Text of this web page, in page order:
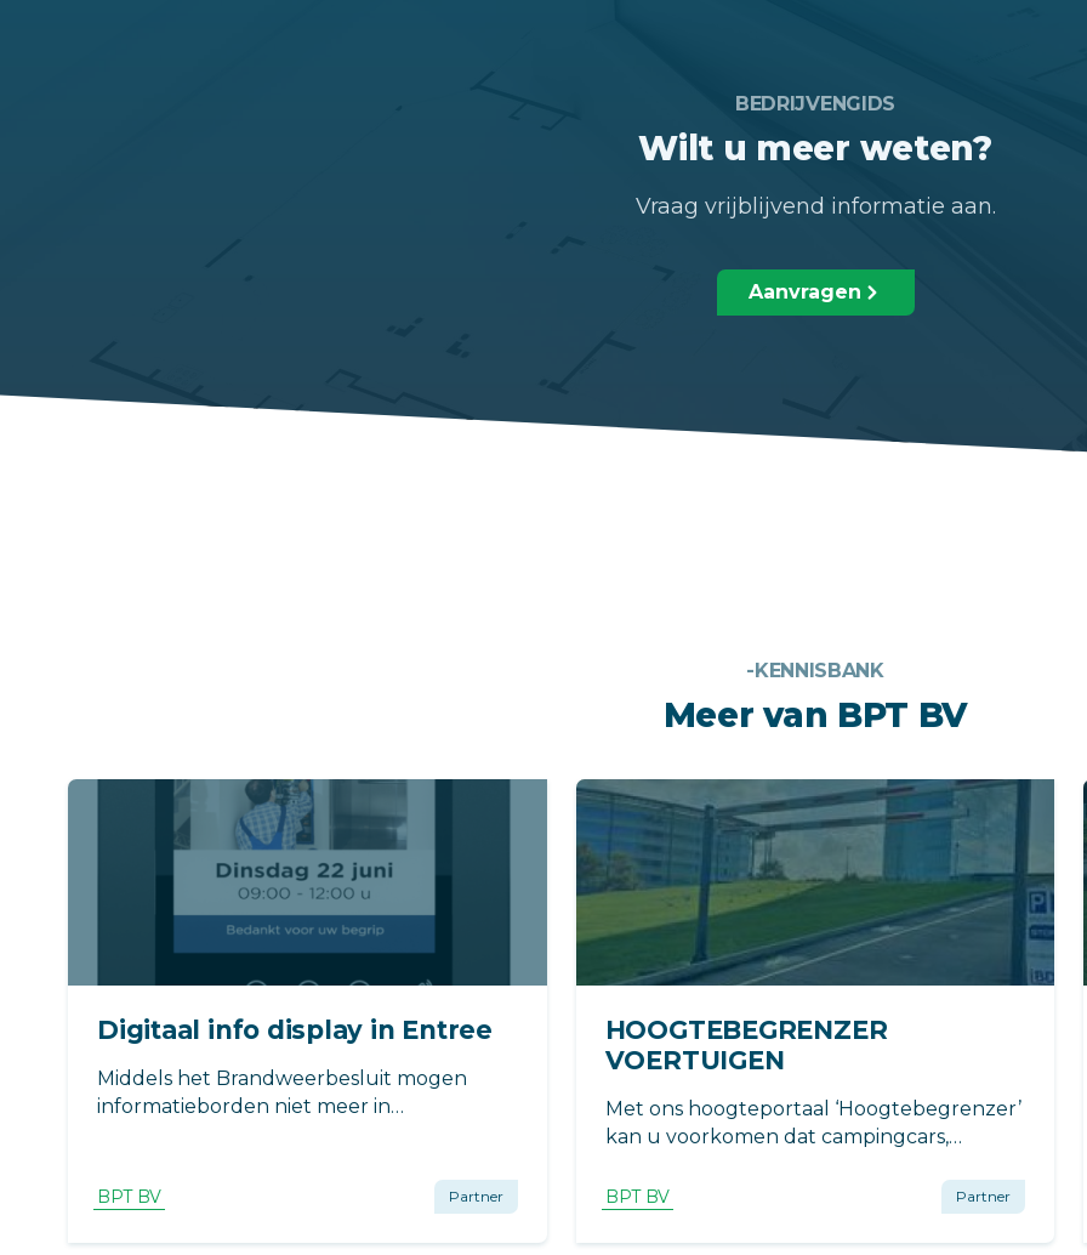
BEDRIJVENGIDS
Wilt u meer weten?
Vraag vrijblijvend informatie aan.
Aanvragen
-KENNISBANK
Meer van BPT BV
Digitaal info display in Entree
Middels het Brandweerbesluit mogen
informatieborden niet meer in
het besluit vallen
BPT BV Partner
HOOGTEBEGRENZER
VOERTUIGEN
Met ons hoogteportaal ‘Hoogtebegrenzer’
kan u voorkomen dat campingcars,
betreden.
BPT BV Partner